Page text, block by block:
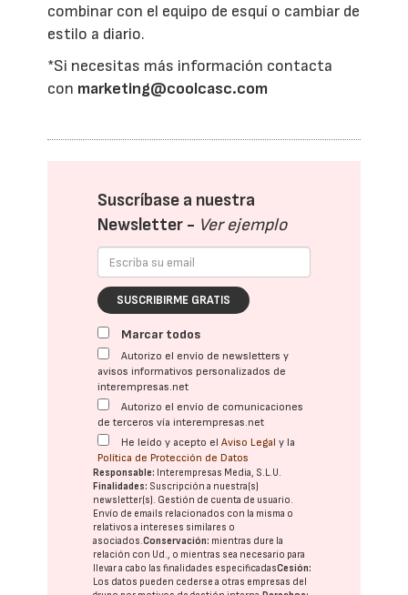
combinar con el equipo de esquí o cambiar de
estilo a diario.
*Si necesitas más información contacta
con marketing@coolcasc.com
Suscríbase a nuestra
Newsletter - Ver ejemplo
SUSCRIBIRME GRATIS
Marcar todos
Autorizo el envío de newsletters y
avisos informativos personalizados de
interempresas.net
Autorizo el envío de comunicaciones
de terceros vía interempresas.net
He leído y acepto elAviso Legal y la
Política de Protección de Datos
Responsable: Interempresas Media, S.L.U.
Finalidades: Suscripción a nuestra(s)
newsletter(s). Gestión de cuenta de usuario.
Envío de emails relacionados con la misma o
relativos a intereses similares o
asociados.Conservación: mientras dure la
relación con Ud., o mientras sea necesario para
llevar a cabo las finalidades especificadasCesión:
Los datos pueden cederse a otras empresas del